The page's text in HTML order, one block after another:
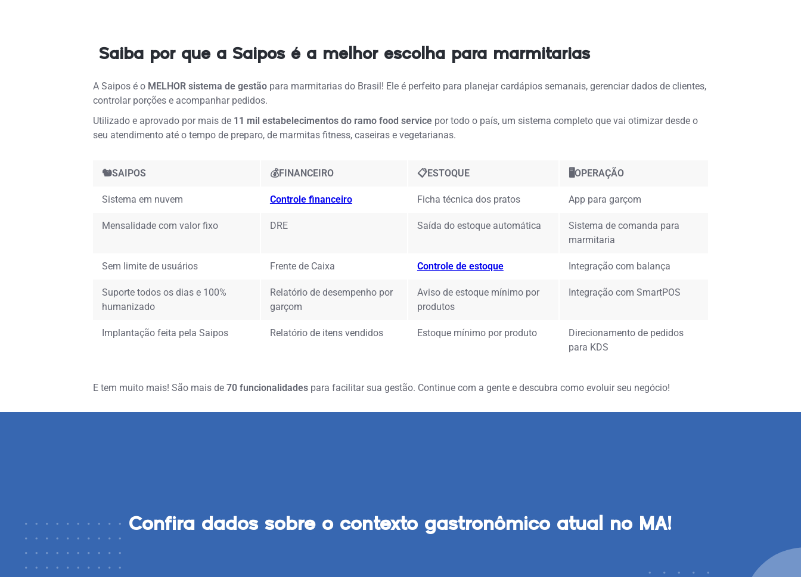
Saiba por que a Saipos é a melhor escolha para marmitarias
A Saipos é o MELHOR sistema de gestãopara marmitarias do Brasil! Ele é perfeito para planejar cardápios semanais, gerenciar dados de clientes,
controlar porções e acompanhar pedidos.
Utilizado e aprovado por mais de 11 mil estabelecimentos do ramo food service por todo o país, um sistema completo que vai otimizar desde o
seu atendimento até o tempo de preparo, de marmitas fitness, caseiras e vegetarianas.
🐿️SAIPOS 💰FINANCEIRO 📋ESTOQUE 🖥️OPERAÇÃO
Sistema em nuvem Controle financeiro Ficha técnica dos pratos App para garçom
Mensalidade com valor fixo DRE Saída do estoque automática
Sistema de comanda para
marmitaria
Sem limite de usuários Frente de Caixa Controle de estoque Integração com balança
Suporte todos os dias e 100%
humanizado
Relatório de desempenho por
garçom
Aviso de estoque mínimo por
produtos
Integração com SmartPOS
Implantação feita pela Saipos Relatório de itens vendidos Estoque mínimo por produto
Direcionamento de pedidos
para KDS
E tem muito mais! São mais de 70 funcionalidadespara facilitar sua gestão. Continue com a gente e descubra como evoluir seu negócio!
Confira dados sobre o contexto gastronômico atual no MA!